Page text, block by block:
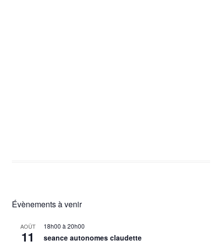
Évènements à venir
AOÛT
11
18h00 à20h00
seance autonomes claudette